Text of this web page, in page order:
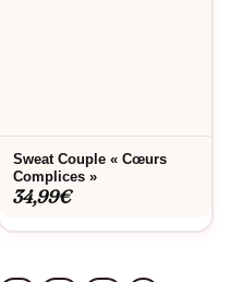
Sweat Couple « Cœurs
Complices »
34,99€